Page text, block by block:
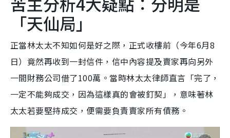
「天仙局」
正當林太太不知如何是好之際，正式收樓前（今年6月8
日）竟然再收到一封信件，信中內容提及賣家再向另外
一間財務公司借了100萬。當時林太太律師直言「完了，
一定不能夠成交，因為這樣真的會被釘契」，意味著林
太太若要堅持成交，便需要負責賣家所有債務。